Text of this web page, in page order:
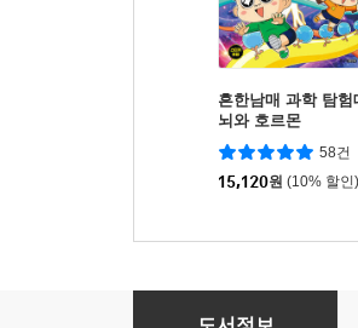
흔한남매 과학 탐험
뇌와 호르몬
58건
15,120원 (10% 할인)
무적의 고양이 손 4